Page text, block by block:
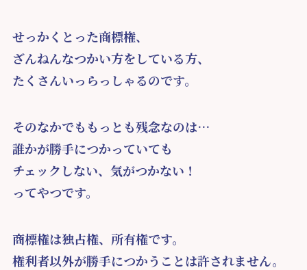
せっかくとった商標権、
ざんねんなつかい方をしている方、
たくさんいっらっしゃるのです。
そのなかでももっとも残念なのは…
誰かが勝手につかっていても
チェックしない、気がつかない！
ってやつです。
商標権は独占権、所有権です。
権利者以外が勝手につかうことは許されません。